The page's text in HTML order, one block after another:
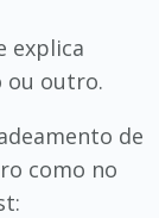
explica
ou outro.
de
como no